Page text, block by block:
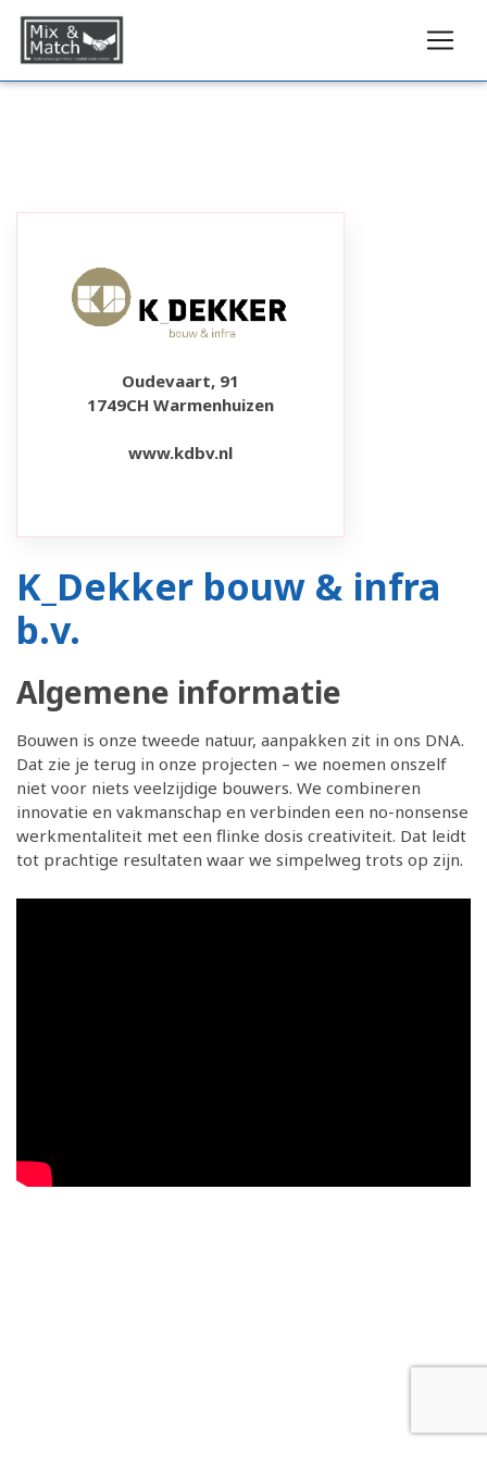
Oudevaart, 91
1749CH Warmenhuizen
www.kdbv.nl
K_Dekker bouw & infra
b.v.
Algemene informatie
Bouwen is onze tweede natuur, aanpakken zit in ons DNA.
Dat zie je terug in onze projecten – we noemen onszelf
niet voor niets veelzijdige bouwers. We combineren
innovatie en vakmanschap en verbinden een no-nonsense
werkmentaliteit met een flinke dosis creativiteit. Dat leidt
tot prachtige resultaten waar we simpelweg trots op zijn.